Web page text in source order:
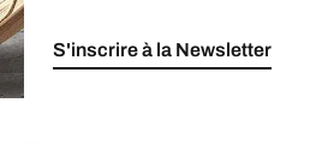
S'inscrire à la Newsletter